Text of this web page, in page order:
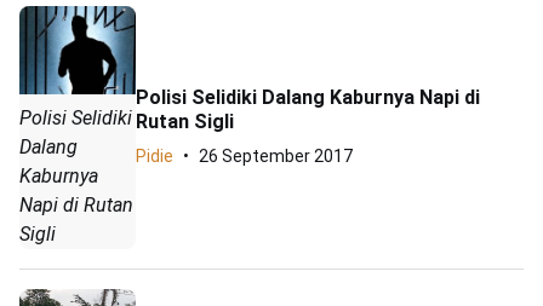
Polisi Selidiki
Dalang
Kaburnya
Napi di Rutan
Sigli
Polisi Selidiki Dalang Kaburnya Napi di
Rutan Sigli
Pidie 26 September 2017